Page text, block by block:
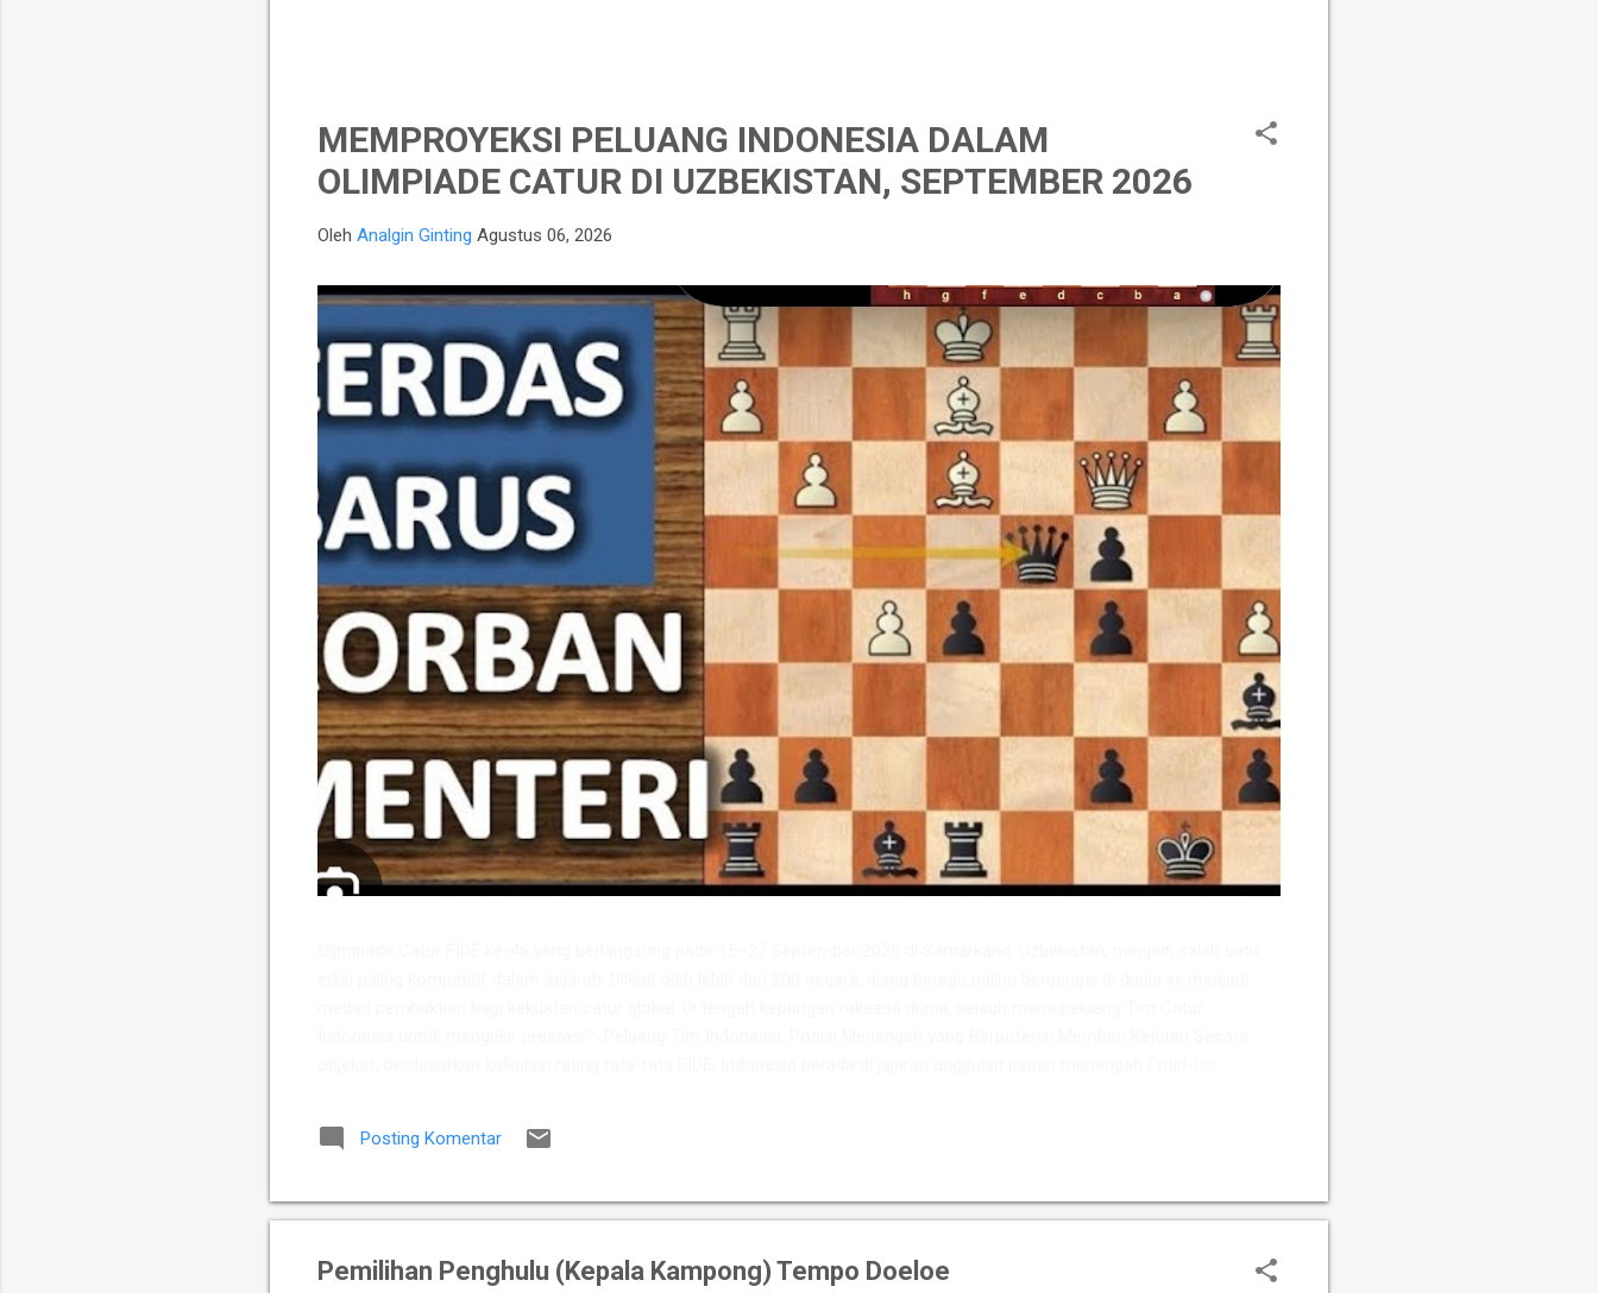
MEMPROYEKSI PELUANG INDONESIA DALAM
OLIMPIADE CATUR DI UZBEKISTAN, SEPTEMBER 2026
Oleh Analgin Ginting Agustus 06, 2026
para talenta muda berpotensi tinggi seperti IM Satria Duta Cahaya dan IM Nayaka Budhidharma. Sementara itu, Tim Putri
yang diperkuat jajaran Master Internasional Wanita (WIM) seperti Shafira Devi Herfesa, Laysa Latifah, Ummi Fisabilillah, dan
Posting Komentar
Pemilihan Penghulu (Kepala Kampong) Tempo Doeloe